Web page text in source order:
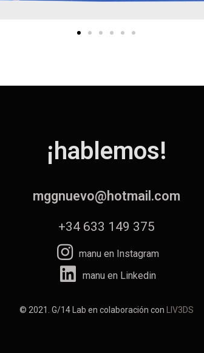
¡hablemos!
mggnuevo@hotmail.com
+34 633 149 375
manu en Instagram
manu en Linkedin
© 2021. G/14 Lab en colaboración con LIV3DS